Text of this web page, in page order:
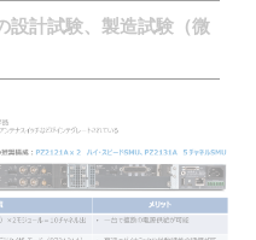
設計試験、製造試験（微